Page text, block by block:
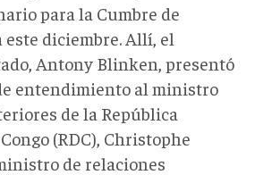
para la Cumbre de
diciembre. Allí, el
Antony Blinken, presentó
entendimiento al ministro
de la República
(RDC), Christophe
de relaciones